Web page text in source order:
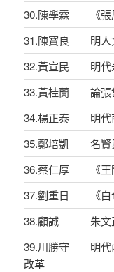
30.陳學霖 《張
31.陳寶良 明人
32.黃宣民 明代
33.黃桂蘭 論張
34.楊正泰 明代
35.鄭培凱 名賢
36.蔡仁厚 《王
37.劉重日 《白
38.顧誠 朱文
39.川勝守 明代
改革